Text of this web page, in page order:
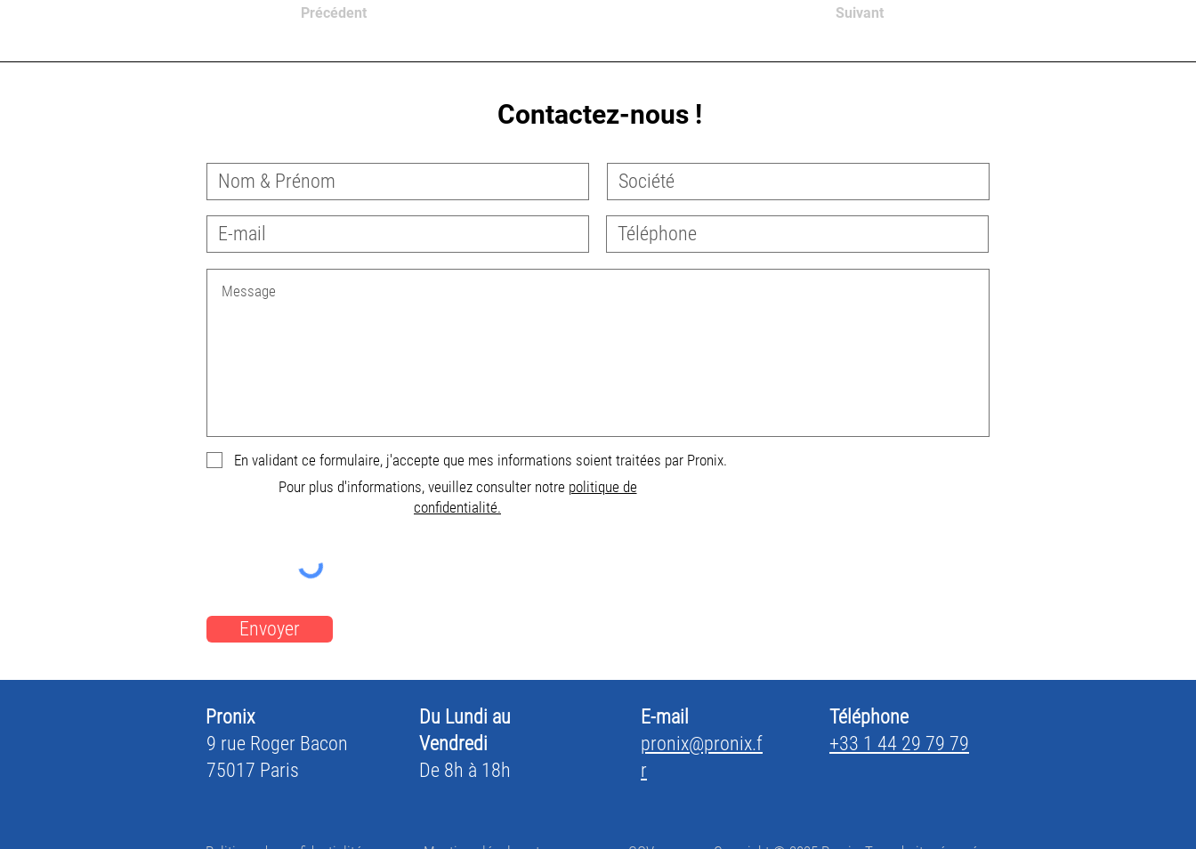
Précédent Suivant
Contactez-nous !
En validant ce formulaire, j'accepte que mes informations soient traitées par Pronix.
Pour plus d'informations, veuillez consulter notre politique de
confidentialité.
Envoyer
Pronix
9 rue Roger Bacon
75017 Paris
Du Lundi au
Vendredi
De 8h à 18h
E-mail
pronix@pronix.f
r
Téléphone
+33 1 44 29 79 79